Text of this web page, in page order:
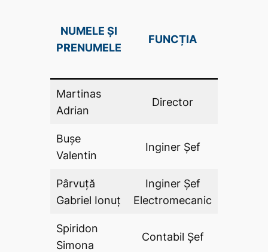
NUMELE ȘI
PRENUMELE
FUNCȚIA
Martinas
Adrian
Director
Bușe
Valentin
Inginer Şef
Pârvuță
Gabriel Ionuț
Inginer Şef
Electromecanic
Spiridon
Simona
Contabil Şef